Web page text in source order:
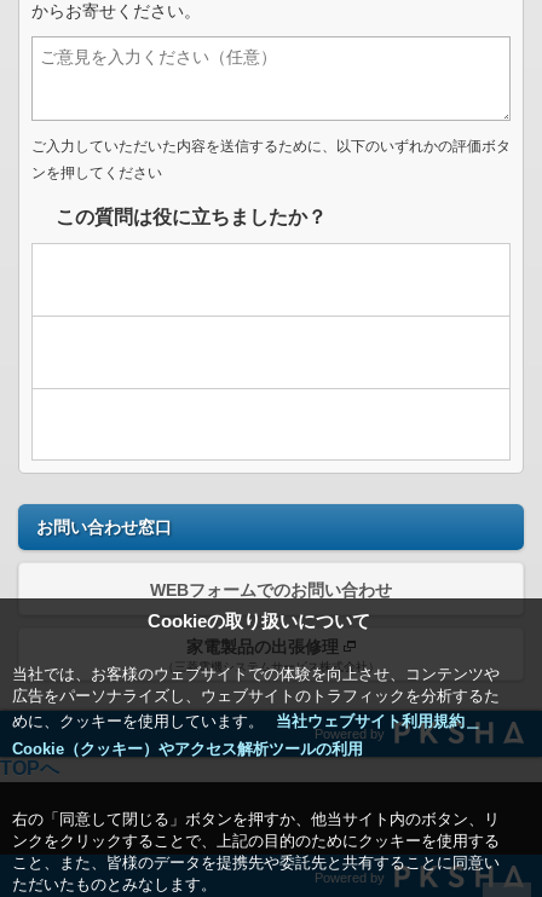
Cookieの取り扱いについて
当社では、お客様のウェブサイトでの体験を向上させ、コンテンツや
広告をパーソナライズし、ウェブサイトのトラフィックを分析するた
めに、クッキーを使用しています。
当社ウェブサイト利用規約＿
Cookie（クッキー）やアクセス解析ツールの利用
右の「同意して閉じる」ボタンを押すか、他当サイト内のボタン、リ
ンクをクリックすることで、上記の目的のためにクッキーを使用する
こと、また、皆様のデータを提携先や委託先と共有することに同意い
ただいたものとみなします。
からお寄せください。
ご入力していただいた内容を送信するために、以下のいずれかの評価ボタ
ンを押してください
この質問は役に立ちましたか？
お問い合わせ窓口
WEBフォームでのお問い合わせ
家電製品の出張修理
（三菱電機システムサービス株式会社）
Powered by
TOPへ
Powered by